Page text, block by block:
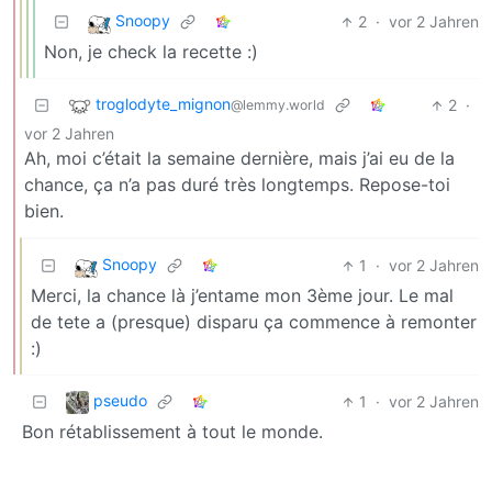
Snoopy 2 · vor 2 Jahren
Non, je check la recette :)
troglodyte_mignon@lemmy.world 2 ·
vor 2 Jahren
Ah, moi c’était la semaine dernière, mais j’ai eu de la
chance, ça n’a pas duré très longtemps. Repose-toi
bien.
Snoopy 1 · vor 2 Jahren
Merci, la chance là j’entame mon 3ème jour. Le mal
de tete a (presque) disparu ça commence à remonter
:)
pseudo 1 · vor 2 Jahren
Bon rétablissement à tout le monde.